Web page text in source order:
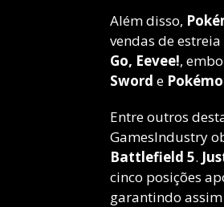
Além disso,
vendas de
Go, Eevee!,
Sword e
Entre outros
GamesIndustry
Battlefield 5.
cinco posições
garantindo